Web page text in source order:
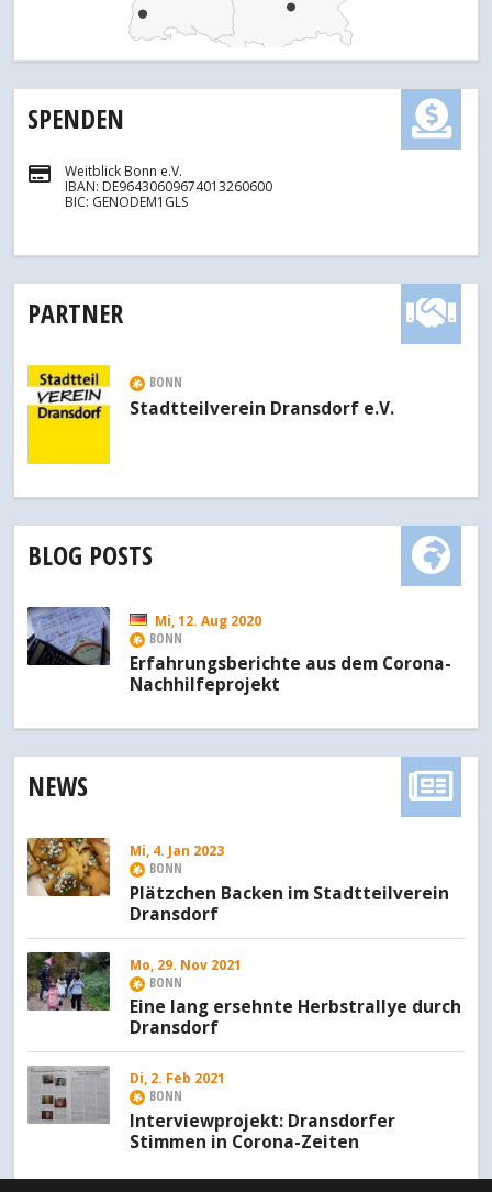
SPENDEN
Weitblick Bonn e.V.
IBAN: DE96430609674013260600
BIC: GENODEM1GLS
PARTNER
BONN
Stadtteilverein Dransdorf e.V.
BLOG POSTS
Mi, 12. Aug 2020
BONN
Erfahrungsberichte aus dem Corona-
Nachhilfeprojekt
NEWS
Mi, 4. Jan 2023
BONN
Plätzchen Backen im Stadtteilverein
Dransdorf
Mo, 29. Nov 2021
BONN
Eine lang ersehnte Herbstrallye durch
Dransdorf
Di, 2. Feb 2021
BONN
Interviewprojekt: Dransdorfer
Stimmen in Corona-Zeiten